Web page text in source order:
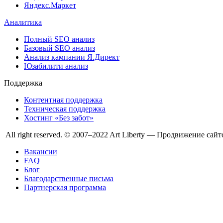
Яндекс.Маркет
Аналитика
Полный SEO анализ
Базовый SEO анализ
Анализ кампании Я.Директ
Юзабилити анализ
Поддержка
Контентная поддержка
Техническая поддержка
Хостинг «Без забот»
All right reserved. © 2007–2022 Art Liberty — Продвижение
Вакансии
FAQ
Блог
Благодарственные письма
Партнерская программа